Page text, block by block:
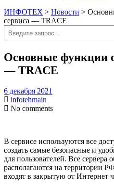
ИНФОТЕХ > Новости >
сервиса — TRACE
Поиск
Основные функции
— TRACE
6 декабря 2021
infotehmain
No comments
В сервисе используются все
создать самые безопасные и
для пользователей. Все
располагаются на территории
входят в закрытую от Интернет